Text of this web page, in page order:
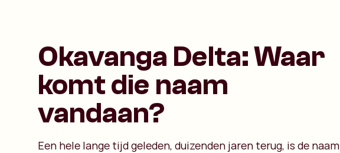
Okavanga Delta: Waar
komt die naam
vandaan?
Een hele lange tijd geleden, duizenden jaren terug, is de naam